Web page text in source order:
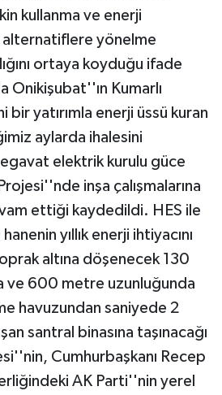
kullanma ve enerji
yönelme
ortaya koyduğu ifade
Onikişubat''ın Kumarlı
yatırımla enerji üssü kuran
aylarda ihalesini
elektrik kurulu güce
inşa çalışmalarına
ettiği kaydedildi. HES ile
yıllık enerji ihtiyacını
altına döşenecek 130
ve 600 metre uzunluğunda
havuzundan saniyede 2
santral binasına taşınacağı
Cumhurbaşkanı Recep
AK Parti''nin yerel